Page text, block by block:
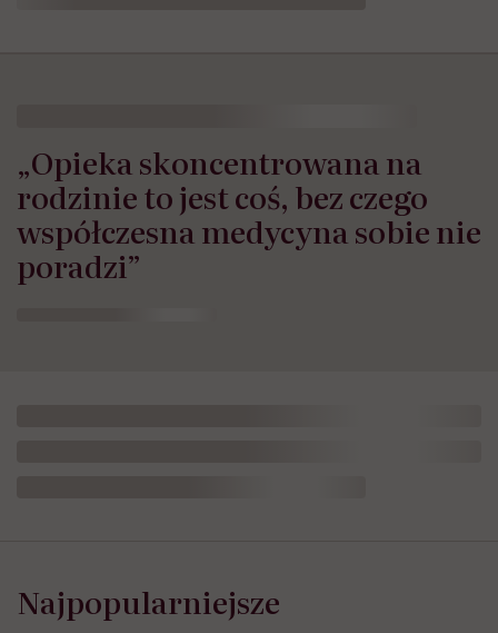
„Opieka skoncentrowana na
rodzinie to jest coś, bez czego
współczesna medycyna sobie nie
poradzi”
Najpopularniejsze